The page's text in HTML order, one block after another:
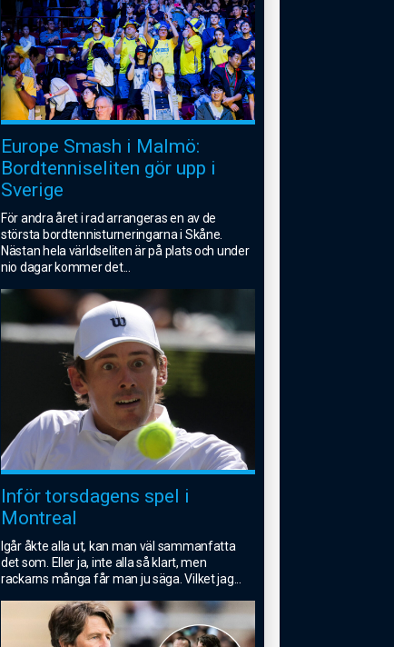
Europe Smash i Malmö:
Bordtenniseliten gör upp i
Sverige
För andra året i rad arrangeras en av de
största bordtennisturneringarna i Skåne.
Nästan hela världseliten är på plats och under
nio dagar kommer det...
Inför torsdagens spel i
Montreal
Igår åkte alla ut, kan man väl sammanfatta
det som. Eller ja, inte alla så klart, men
rackarns många får man ju säga. Vilket jag